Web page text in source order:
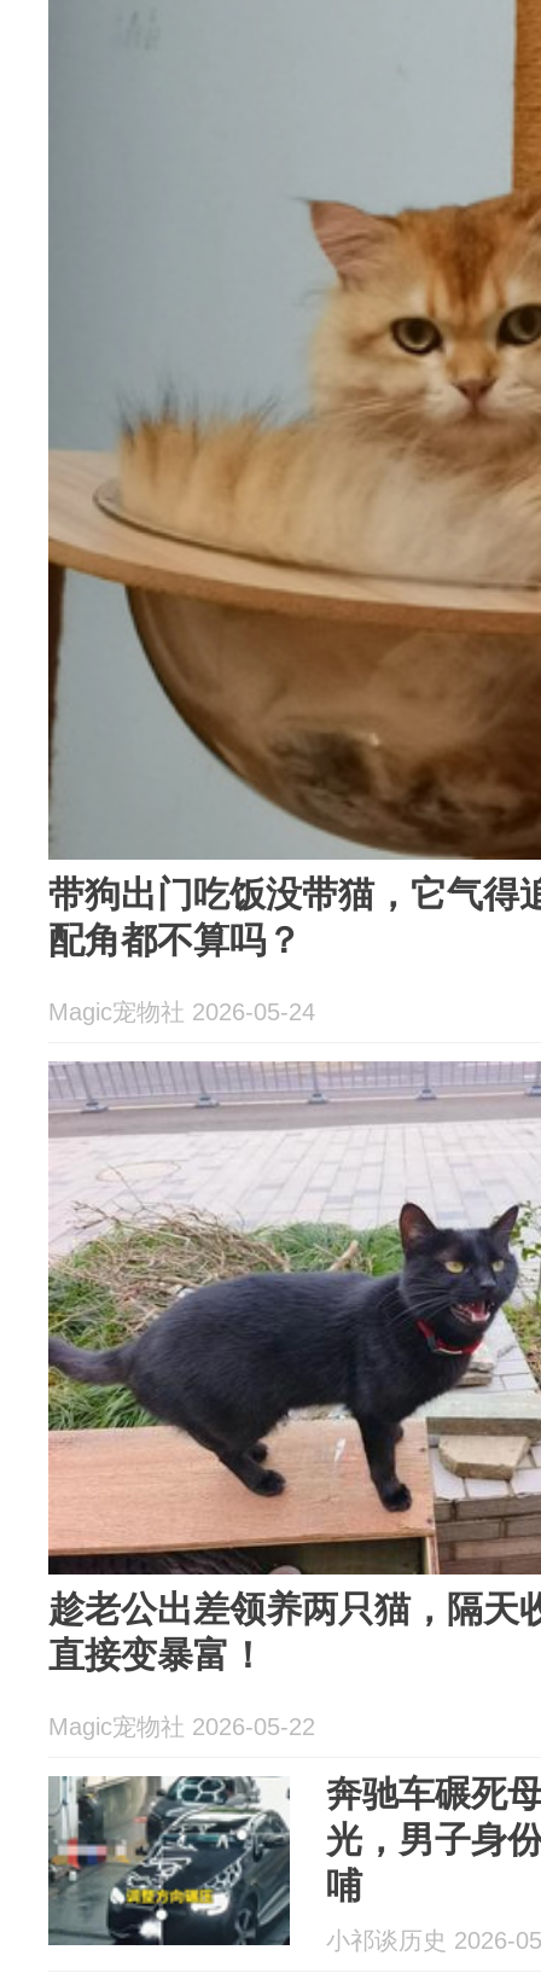
带狗出门吃饭没带猫，它气得
配角都不算吗？
Magic宠物社 2026-05-24
趁老公出差领养两只猫，隔天
直接变暴富！
Magic宠物社 2026-05-22
奔驰车碾死
光，男子身
哺
小祁谈历史 2026-